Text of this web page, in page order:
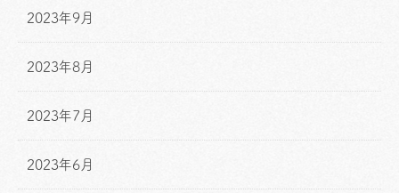
2023年9月
2023年8月
2023年7月
2023年6月